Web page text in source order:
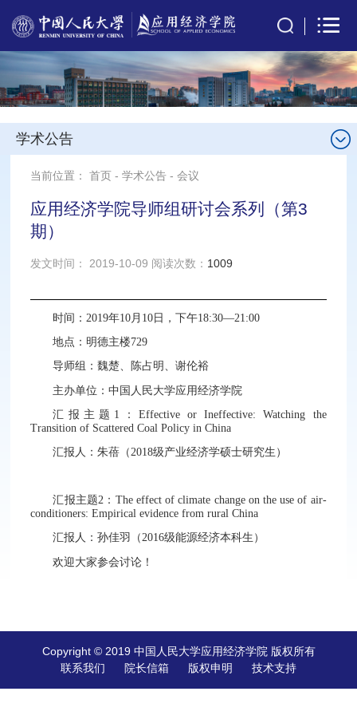
学术公告
当前位置：首页 -学术公告 -会议
应用经济学院导师组研讨会系列（第3
期）
发文时间： 2019-10-09 阅读次数： 1009
时间：2019年10月10日，下午18:30—21:00
地点：明德主楼729
导师组：魏楚、陈占明、谢伦裕
主办单位：中国人民大学应用经济学院
汇报主题1：Effective or Ineffective: Watching the
Transition of Scattered Coal Policy in China
汇报人：朱蓓（2018级产业经济学硕士研究生）
汇报主题2：The effect of climate change on the use of air-
conditioners: Empirical evidence from rural China
汇报人：孙佳羽（2016级能源经济本科生）
欢迎大家参会讨论！
Copyright © 2019 中国人民大学应用经济学院 版权所有
联系我们
院长信箱 版权申明 技术支持